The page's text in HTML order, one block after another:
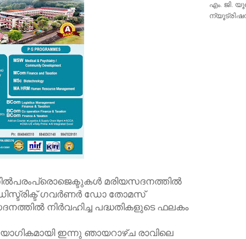
മരിയസദനത്തിൽ
ഡിസ്ട്രിക്ട് ഗവർണർ ഡോ തോമസ്
നിർവഹിച്ച പദ്ധതികളുടെ ഫലകം
ഇന്നു ഞായറാഴ്ച രാവിലെ
എം. ജി.